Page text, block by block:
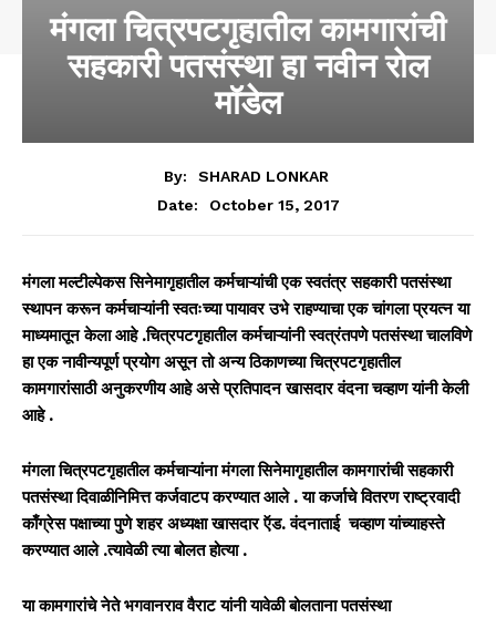
मंगला चित्रपटगृहातील कामगारांची
सहकारी पतसंस्था हा नवीन रोल
मॉडेल
By:
SHARAD LONKAR
Date:
October 15, 2017
मंगला मल्टील्पेकस सिनेमागृहातील कर्मचाऱ्यांची एक स्वतंत्र सहकारी पतसंस्था
स्थापन करून कर्मचाऱ्यांनी स्वतःच्या पायावर उभे राहण्याचा एक चांगला प्रयत्न या
माध्यमातून केला आहे .चित्रपटगृहातील कर्मचाऱ्यांनी स्वत्रंतपणे पतसंस्था चालविणे
हा एक नावीन्यपूर्ण प्रयोग असून तो अन्य ठिकाणच्या चित्रपटगृहातील
कामगारांसाठी अनुकरणीय आहे असे प्रतिपादन खासदार वंदना चव्हाण यांनी केली
आहे .
मंगला चित्रपटगृहातील कर्मचाऱ्यांना मंगला सिनेमागृहातील कामगारांची सहकारी
पतसंस्था दिवाळीनिमित्त कर्जवाटप करण्यात आले . या कर्जाचे वितरण राष्ट्रवादी
काँग्रेस पक्षाच्या पुणे शहर अध्यक्षा खासदार ऍड. वंदनाताई चव्हाण यांच्याहस्ते
करण्यात आले .त्यावेळी त्या बोलत होत्या .
या कामगारांचे नेते भगवानराव वैराट यांनी यावेळी बोलताना पतसंस्था